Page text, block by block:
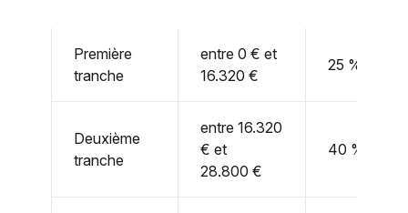
Première
tranche
entre 0 € et
16.320 €
25 %
Deuxième
tranche
entre 16.320
€ et
28.800 €
40 %